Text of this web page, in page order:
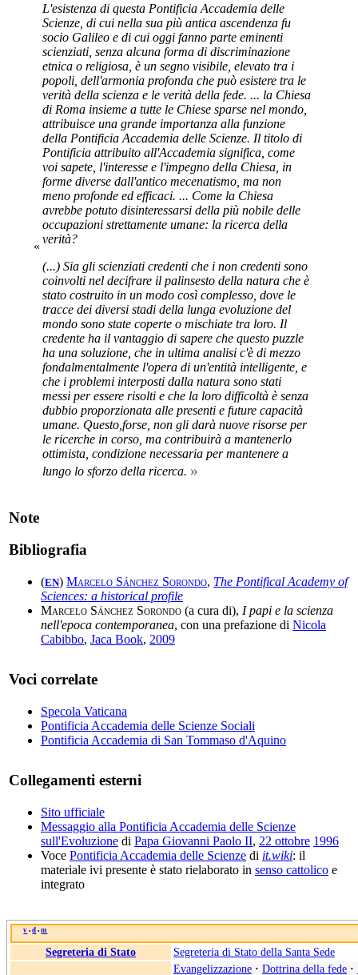
«
L'esistenza di questa Pontificia Accademia delle
Scienze, di cui nella sua più antica ascendenza fu
socio Galileo e di cui oggi fanno parte eminenti
scienziati, senza alcuna forma di discriminazione
etnica o religiosa, è un segno visibile, elevato tra i
popoli, dell'armonia profonda che può esistere tra le
verità della scienza e le verità della fede. ... la Chiesa
di Roma insieme a tutte le Chiese sparse nel mondo,
attribuisce una grande importanza alla funzione
della Pontificia Accademia delle Scienze. Il titolo di
Pontificia attribuito all'Accademia significa, come
voi sapete, l'interesse e l'impegno della Chiesa, in
forme diverse dall'antico mecenatismo, ma non
meno profonde ed efficaci. ... Come la Chiesa
avrebbe potuto disinteressarsi della più nobile delle
occupazioni strettamente umane: la ricerca della
verità?
(...) Sia gli scienziati credenti che i non credenti sono
coinvolti nel decifrare il palinsesto della natura che è
stato costruito in un modo così complesso, dove le
tracce dei diversi stadi della lunga evoluzione del
mondo sono state coperte o mischiate tra loro. Il
credente ha il vantaggio di sapere che questo puzzle
ha una soluzione, che in ultima analisi c'è di mezzo
fondalmentalmente l'opera di un'entità intelligente, e
che i problemi interposti dalla natura sono stati
messi per essere risolti e che la loro difficoltà è senza
dubbio proporzionata alle presenti e future capacità
umane. Questo,forse, non gli darà nuove risorse per
le ricerche in corso, ma contribuirà a mantenerlo
ottimista, condizione necessaria per mantenere a
lungo lo sforzo della ricerca. »
Note
Bibliografia
(EN) Marcelo Sánchez Sorondo, The Pontifical Academy of
Sciences: a historical profile
Marcelo Sánchez Sorondo (a cura di), I papi e la scienza
nell'epoca contemporanea, con una prefazione di Nicola
Cabibbo, Jaca Book, 2009
Voci correlate
Specola Vaticana
Pontificia Accademia delle Scienze Sociali
Pontificia Accademia di San Tommaso d'Aquino
Collegamenti esterni
Sito ufficiale
Messaggio alla Pontificia Accademia delle Scienze
sull'Evoluzione di Papa Giovanni Paolo II, 22 ottobre 1996
Voce Pontificia Accademia delle Scienze di it.wiki: il
materiale ivi presente è stato rielaborato in senso cattolico e
integrato
v • d • m
Segreteria di Stato
Segreteria di Stato della Santa Sede
Evangelizzazione · Dottrina della fede ·